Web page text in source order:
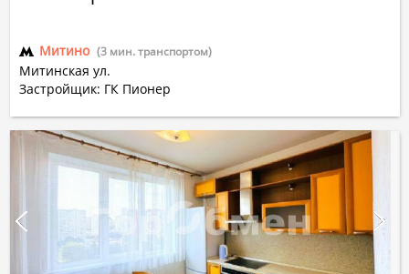
Митино (3 мин. транспортом)
Митинская ул.
Застройщик: ГК Пионер